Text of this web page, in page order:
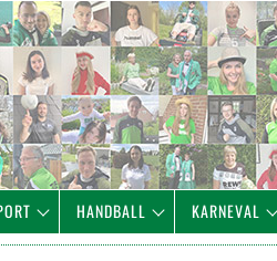
HANDBALL KARNEVAL